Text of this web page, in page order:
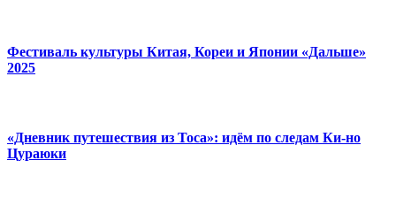
Фестиваль культуры Китая, Кореи и Японии «Дальше»
2025
«Дневник путешествия из Тоса»: идём по следам Ки-но
Цураюки